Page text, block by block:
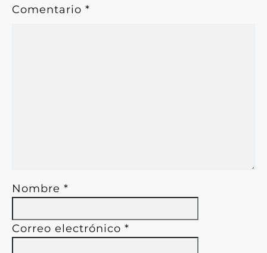
Comentario *
Nombre *
Correo electrónico *